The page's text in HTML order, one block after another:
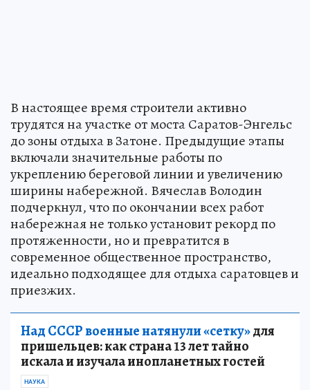
В настоящее время строители активно
трудятся на участке от моста Саратов-Энгельс
до зоны отдыха в Затоне. Предыдущие этапы
включали значительные работы по
укреплению береговой линии и увеличению
ширины набережной. Вячеслав Володин
подчеркнул, что по окончании всех работ
набережная не только установит рекорд по
протяженности, но и превратится в
современное общественное пространство,
идеально подходящее для отдыха саратовцев и
приезжих.
Над СССР военные натянули «сетку»для
пришельцев: как страна 13 лет тайно
искала и изучала инопланетных гостей
НАУКА